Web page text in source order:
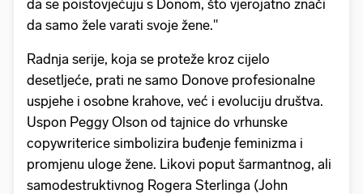
da se poistovjećuju s Donom, što vjerojatno znači
da samo žele varati svoje žene."
Radnja serije, koja se proteže kroz cijelo
desetljeće, prati ne samo Donove profesionalne
uspjehe i osobne krahove, već i evoluciju društva.
Uspon Peggy Olson od tajnice do vrhunske
copywriterice simbolizira buđenje feminizma i
promjenu uloge žene. Likovi poput šarmantnog, ali
samodestruktivnog Rogera Sterlinga (John